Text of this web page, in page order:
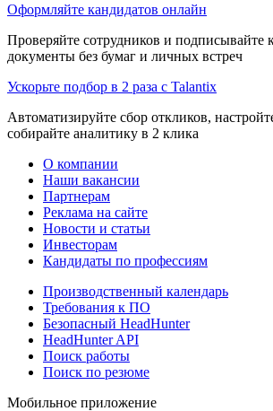
Оформляйте кандидатов онлайн
Проверяйте сотрудников и подписывайте
документы без бумаг и личных встреч
Ускорьте подбор в 2 раза с Talantix
Автоматизируйте сбор откликов,
собирайте аналитику в 2 клика
О компании
Наши вакансии
Партнерам
Реклама на сайте
Новости и статьи
Инвесторам
Кандидаты по профессиям
Производственный календарь
Требования к ПО
Безопасный HeadHunter
HeadHunter API
Поиск работы
Поиск по резюме
Мобильное приложение